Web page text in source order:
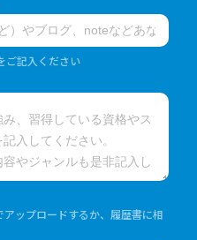
ご記入ください
ップロードするか、履歴書に相